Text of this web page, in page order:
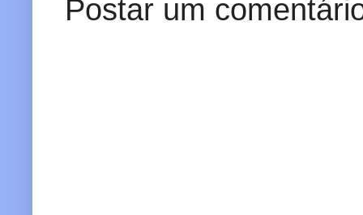
Postar um